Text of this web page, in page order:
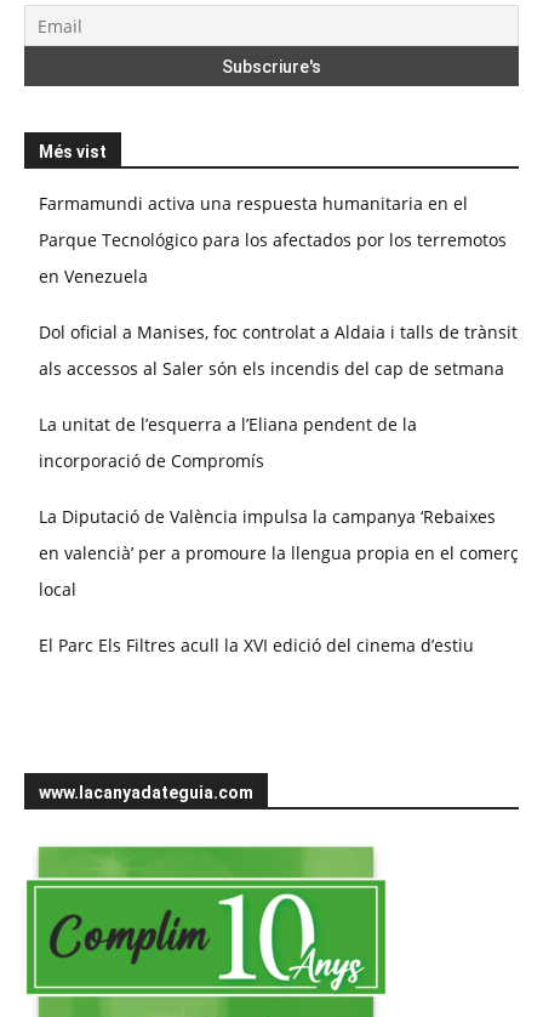
Més vist
Farmamundi activa una respuesta humanitaria en el
Parque Tecnológico para los afectados por los terremotos
en Venezuela
Dol oficial a Manises, foc controlat a Aldaia i talls de trànsit
als accessos al Saler són els incendis del cap de setmana
La unitat de l’esquerra a l’Eliana pendent de la
incorporació de Compromís
La Diputació de València impulsa la campanya ‘Rebaixes
en valencià’ per a promoure la llengua propia en el comerç
local
El Parc Els Filtres acull la XVI edició del cinema d’estiu
www.lacanyadateguia.com